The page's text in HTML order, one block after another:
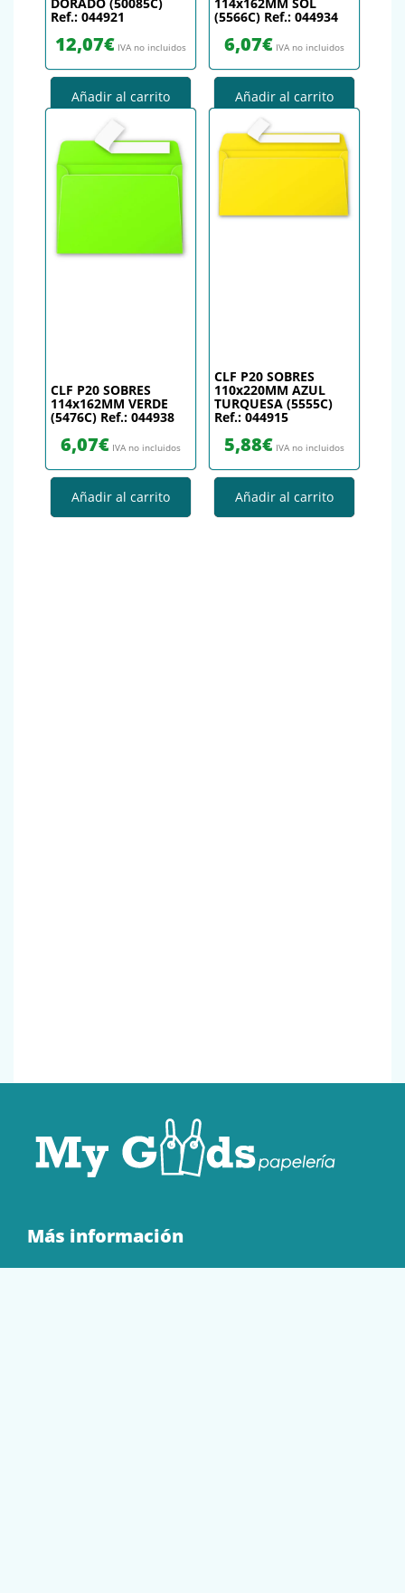
DORADO (50085C)
Ref.: 044921
12,07€ IVA no incluidos
Añadir al carrito
114x162MM SOL
(5566C) Ref.: 044934
6,07€ IVA no incluidos
Añadir al carrito
CLF P20 SOBRES
114x162MM VERDE
(5476C) Ref.: 044938
6,07€ IVA no incluidos
Añadir al carrito
CLF P20 SOBRES
110x220MM AZUL
TURQUESA (5555C)
Ref.: 044915
5,88€ IVA no incluidos
Añadir al carrito
Más información